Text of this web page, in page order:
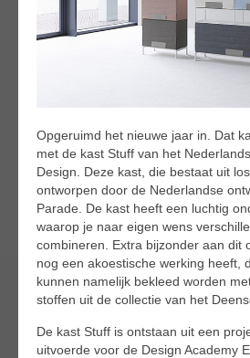
Opgeruimd het nieuwe jaar in. Dat
met de kast Stuff van het
Design. Deze kast, die bestaat uit
ontworpen door de Nederlandse
Parade. De kast heeft een luchtig
waarop je naar eigen wens
combineren. Extra bijzonder aan dit
nog een akoestische werking heeft,
kunnen namelijk bekleed worden
stoffen uit de collectie van het
De kast Stuff is ontstaan uit een
uitvoerde voor de Design Academy